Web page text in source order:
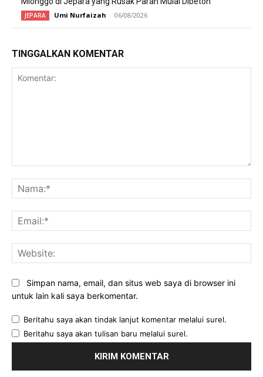
JEPARA Umi Nurfaizah - 06/08/2026
TINGGALKAN KOMENTAR
Simpan nama, email, dan situs web saya di browser ini
untuk lain kali saya berkomentar.
Beritahu saya akan tindak lanjut komentar melalui surel.
Beritahu saya akan tulisan baru melalui surel.